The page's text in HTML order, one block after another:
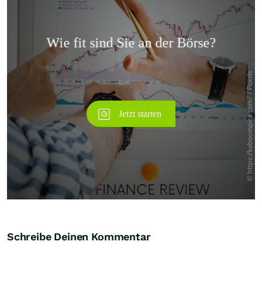
Überspringen
Schreibe Deinen Kommentar